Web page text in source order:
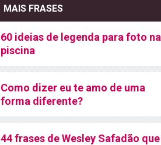
MAIS FRASES
60 ideias de legenda para foto na
piscina
Como dizer eu te amo de uma
forma diferente?
44 frases de Wesley Safadão que